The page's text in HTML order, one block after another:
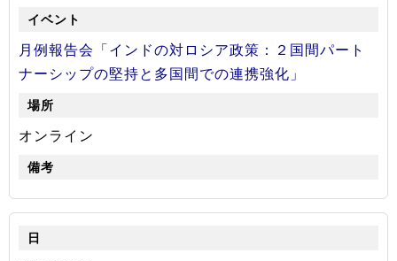
月例報告会「インドの対ロシア政策：２国間パート
ナーシップの堅持と多国間での連携強化」
オンライン